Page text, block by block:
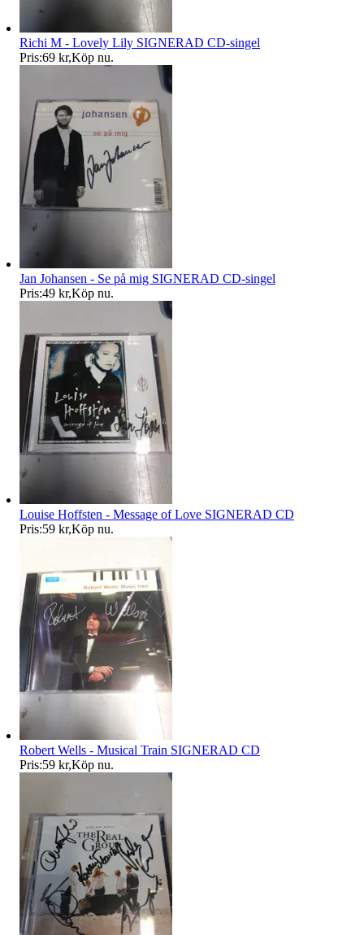
Richi M - Lovely Lily SIGNERAD CD-singel
Pris:69 kr,Köp nu.
Jan Johansen - Se på mig SIGNERAD CD-singel
Pris:49 kr,Köp nu.
Louise Hoffsten - Message of Love SIGNERAD CD
Pris:59 kr,Köp nu.
Robert Wells - Musical Train SIGNERAD CD
Pris:59 kr,Köp nu.